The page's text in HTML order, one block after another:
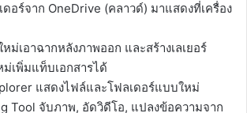
ดอร์จาก OneDrive (คลาวด์) มาแสดงที่เครื่อง
ม่เอาฉากหลังภาพออก และสร้างเลเยอร์
ม่เพิ่มแท็บเอกสารได้
แสดงไฟล์และโฟลเดอร์แบบใหม่
Tool จับภาพ, อัดวิดีโอ, แปลงข้อความจาก